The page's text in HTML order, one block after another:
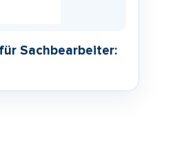
Sachbearbeiter: